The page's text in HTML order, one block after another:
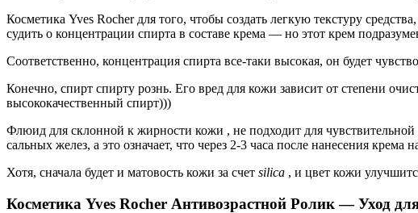
Косметика Yves Rocher для того, чтобы создать легкую текстуру
судить о концентрации спирта в составе крема — но этот крем
Соответственно, концентрация спирта все-таки высокая, он будет
Конечно, спирт спирту рознь. Его вред для кожи зависит от степени
высококачественный спирт)))
Флюид для склонной к жирности кожи , не подходит для
сальных желез, а это означает, что через 2-3 часа после нанесения крема
Хотя, сначала будет и матовость кожи за счет silica , и цвет кожи
Косметика Yves Rocher Антивозрастной Ролик — Уход